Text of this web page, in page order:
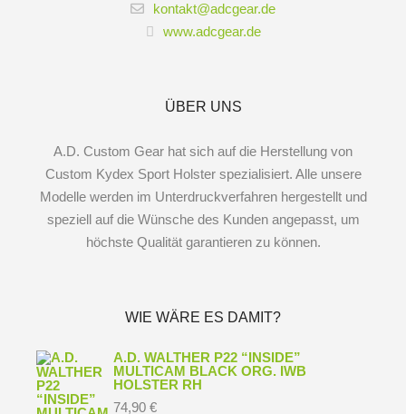
kontakt@adcgear.de
www.adcgear.de
ÜBER UNS
A.D. Custom Gear hat sich auf die Herstellung von
Custom Kydex Sport Holster spezialisiert. Alle unsere
Modelle werden im Unterdruckverfahren hergestellt und
speziell auf die Wünsche des Kunden angepasst, um
höchste Qualität garantieren zu können.
WIE WÄRE ES DAMIT?
A.D. WALTHER P22 “INSIDE”
MULTICAM BLACK ORG. IWB
HOLSTER RH
74,90 €